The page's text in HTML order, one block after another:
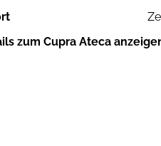
zum Cupra Ateca